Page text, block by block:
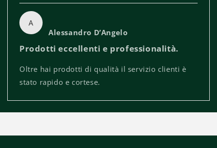
A
Alessandro D’Angelo
Prodotti eccellenti e professionalità.
Oltre hai prodotti di qualità il servizio clienti è
stato rapido e cortese.